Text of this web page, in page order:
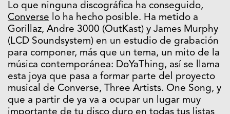
Lo que ninguna discográfica ha conseguido,
Converse lo ha hecho posible. Ha metido a
Gorillaz, Andre 3000 (OutKast) y James Murphy
(LCD Soundsystem) en un estudio de grabación
para componer, más que un tema, un mito de la
música contemporánea: DoYaThing, así se llama
esta joya que pasa a formar parte del proyecto
musical de Converse, Three Artists. One Song, y
que a partir de ya va a ocupar un lugar muy